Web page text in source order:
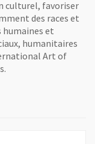
culturel, favoriser
des races et
humaines et
humanitaires
Art of